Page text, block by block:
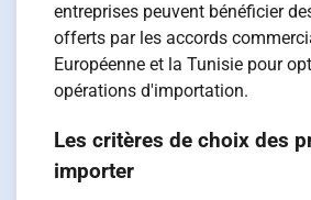
entreprises peuvent bénéficier
offerts par les accords
Européenne et la Tunisie pour
opérations d'importation.
Les critères de choix des
importer